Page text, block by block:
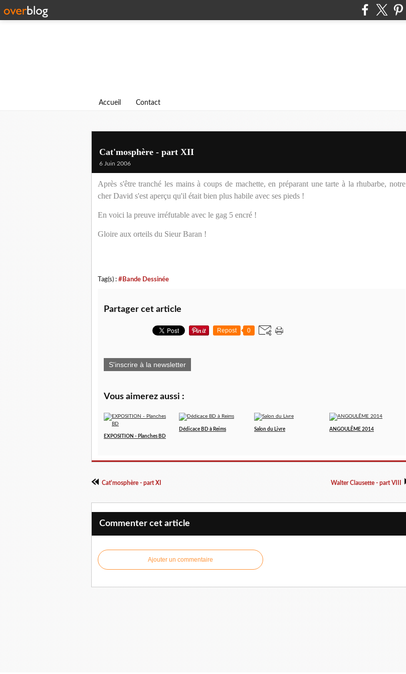
Accueil Contact
Cat'mosphère - part XII
6 Juin 2006
Après s'être tranché les mains à coups de machette, en préparant une tarte à la rhubarbe, notre
cher David s'est aperçu qu'il était bien plus habile avec ses pieds !
En voici la preuve irréfutable avec le gag 5 encré !
Gloire aux orteils du Sieur Baran !
Tag(s) : #Bande Dessinée
Partager cet article
Repost 0
S'inscrire à la newsletter
Vous aimerez aussi :
EXPOSITION - Planches BD
Dédicace BD à Reims Salon du Livre ANGOULÊME 2014
Cat'mosphère - part XI Walter Clausette - part VIII
Commenter cet article
Ajouter un commentaire